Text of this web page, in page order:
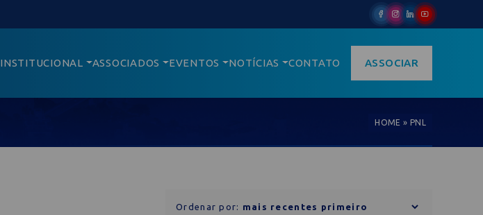
INSTITUCIONAL ASSOCIADOS EVENTOS NOTÍCIAS CONTATO ASSOCIAR
HOME » PNL
Ordenar por: